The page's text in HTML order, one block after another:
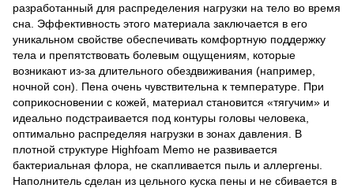
разработанный для распределения нагрузки на тело во время
сна. Эффективность этого материала заключается в его
уникальном свойстве обеспечивать комфортную поддержку
тела и препятствовать болевым ощущениям, которые
возникают из-за длительного обездвиживания (например,
ночной сон). Пена очень чувствительна к температуре. При
соприкосновении с кожей, материал становится «тягучим» и
идеально подстраивается под контуры головы человека,
оптимально распределяя нагрузки в зонах давления. В
плотной структуре Highfoam Memo не развивается
бактериальная флора, не скапливается пыль и аллергены.
Наполнитель сделан из цельного куска пены и не сбивается в